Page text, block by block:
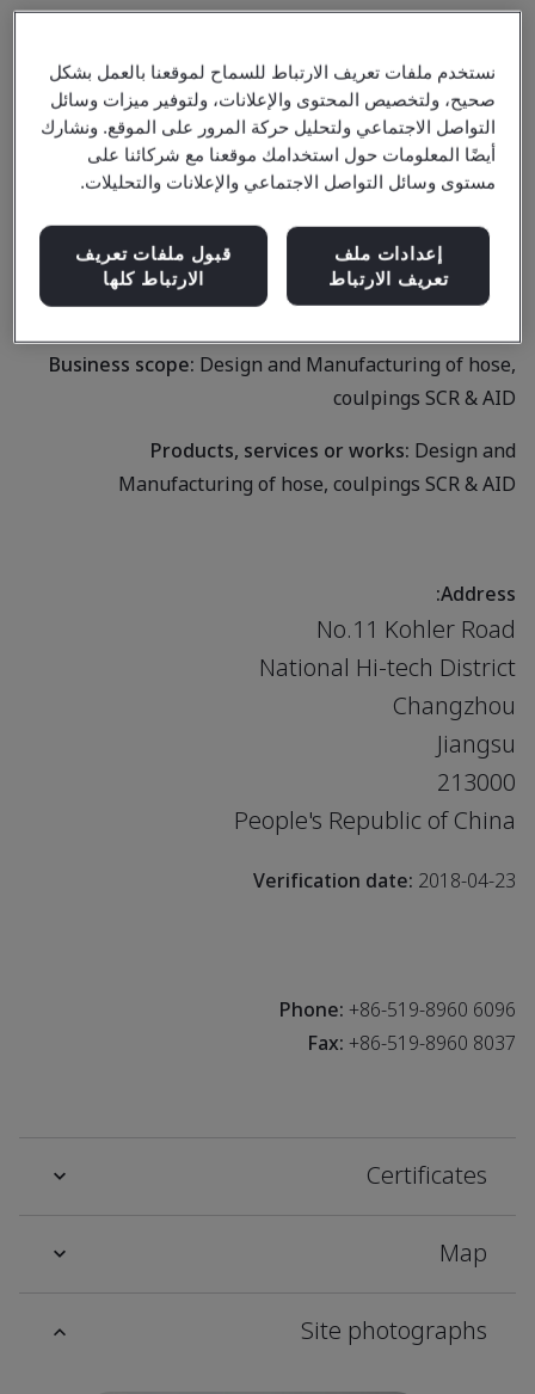
Gates Fluid Power
Technologies
(Changzhou) Co., Ltd.
Business scope:Design and Manufacturing of hose,
coulpings SCR & AID
Products, services or works:Design and
Manufacturing of hose, coulpings SCR & AID
Address:
No.11 Kohler Road
National Hi-tech District
Changzhou
Jiangsu
213000
People's Republic of China
Verification date:2018-04-23
Phone:+86-519-8960 6096
Fax:+86-519-8960 8037
Certificates
Map
Site photographs
نستخدم ملفات تعريف الارتباط للسماح لموقعنا بالعمل بشكل
صحيح، ولتخصيص المحتوى والإعلانات، ولتوفير ميزات وسائل
التواصل الاجتماعي ولتحليل حركة المرور على الموقع. ونشارك
أيضًا المعلومات حول استخدامك موقعنا مع شركائنا على
مستوى وسائل التواصل الاجتماعي والإعلانات والتحليلات.
إعدادات ملف
تعريف الارتباط
قبول ملفات تعريف
الارتباط كلها